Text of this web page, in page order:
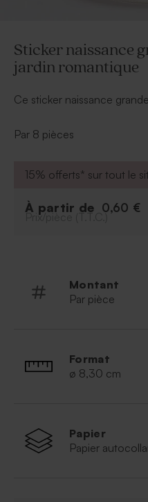
Sticker naissance
jardin romantique
Ce sticker naissance
verre. Personnalisez cet
flagrant pour tous les
Par 8 pièces
15% offerts* sur tout le
À partir de 0,60 €
Prix/pièce (T.T.C.)
Montant
Par pièce
Format
ø 8,30 cm
Papier
Papier